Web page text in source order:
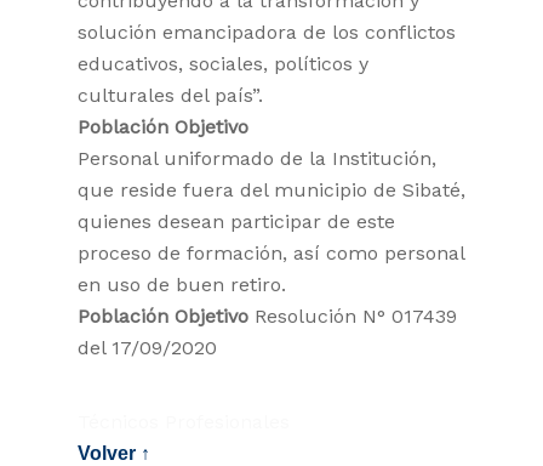
solución emancipadora de los conflictos
educativos, sociales, políticos y
culturales del país”.
Población Objetivo
Personal uniformado de la Institución,
que reside fuera del municipio de Sibaté,
quienes desean participar de este
proceso de formación, así como personal
en uso de buen retiro.
Población Objetivo Resolución N° 017439
del 17/09/2020
Volver ↑